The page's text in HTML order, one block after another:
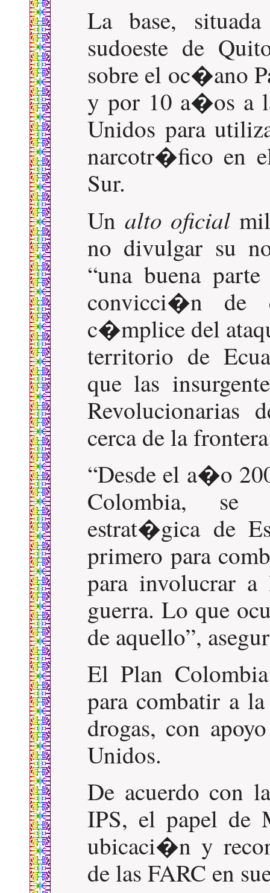
La base,
sudoeste de
sobre el oc�ano
y por 10 a�os a
Unidos para
narcotr�fico en
Sur.
Un alto oficial
no divulgar su
una buena
convicci�n de
c�mplice del
territorio de
que las
Revolucionarias
cerca de la
Desde el a�o
Colombia, se
estrat�gica de
primero para
para involucrar
guerra. Lo que
de aquello ,
El Plan
para combatir a
drogas, con
Unidos.
De acuerdo con
IPS, el papel de
ubicaci�n y
de las FARC en